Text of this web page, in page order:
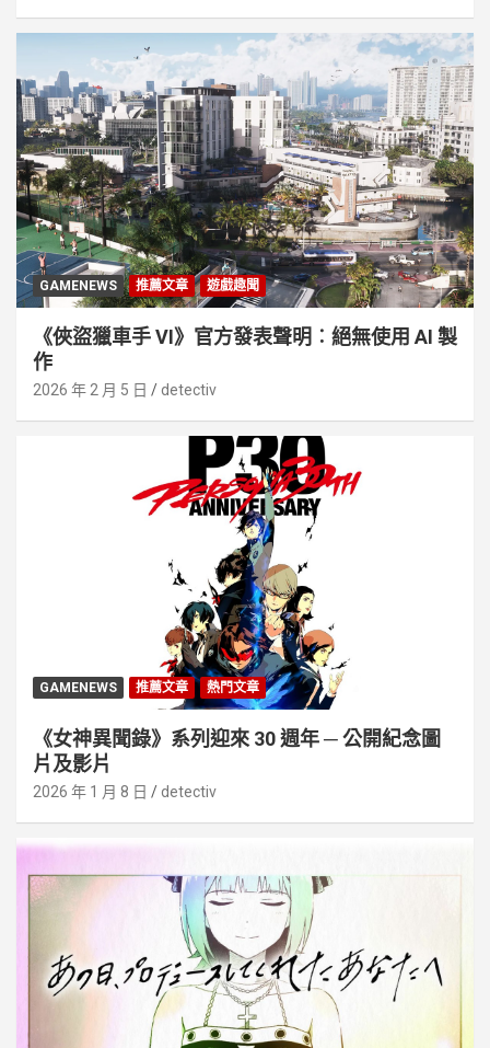
GAMENEWS 推薦文章 遊戲趣聞
《俠盜獵車手 VI》官方發表聲明︰絕無使用 AI 製
作
2026 年 2 月 5 日 detectiv
GAMENEWS 推薦文章 熱門文章
《女神異聞錄》系列迎來 30 週年 ─ 公開紀念圖
片及影片
2026 年 1 月 8 日 detectiv